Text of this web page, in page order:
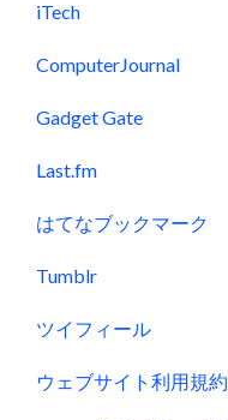
iTech
ComputerJournal
Gadget Gate
Last.fm
はてなブックマーク
Tumblr
ツイフィール
ウェブサイト利用規約